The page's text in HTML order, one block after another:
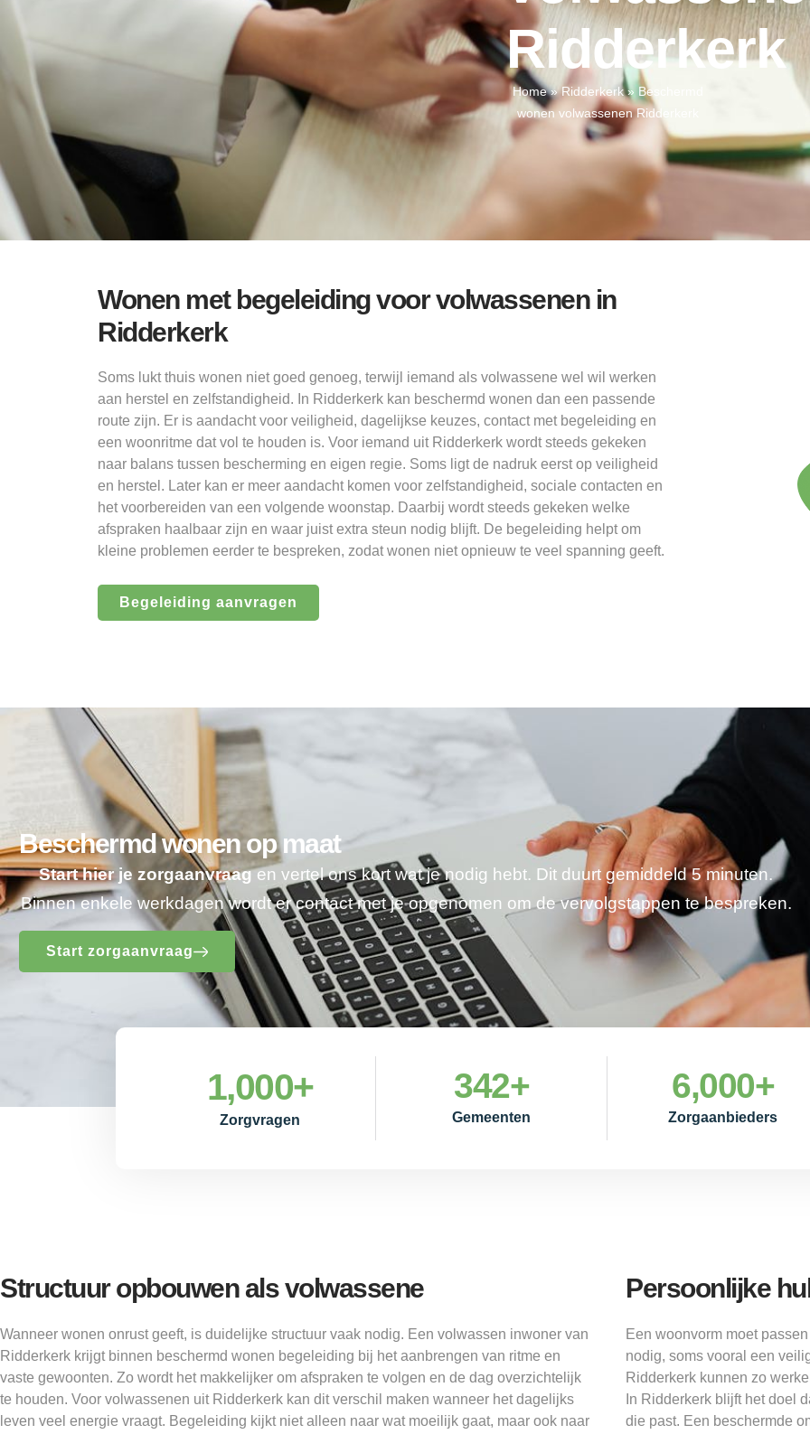
Ridderkerk
Home»Ridderkerk» Beschermd
wonen volwassenen Ridderkerk
Wonen met begeleiding voor volwassenen in
Ridderkerk
Soms lukt thuis wonen niet goed genoeg, terwijl iemand als volwassene wel wil werken
aan herstel en zelfstandigheid. In Ridderkerk kan beschermd wonen dan een passende
route zijn. Er is aandacht voor veiligheid, dagelijkse keuzes, contact met begeleiding en
een woonritme dat vol te houden is. Voor iemand uit Ridderkerk wordt steeds gekeken
naar balans tussen bescherming en eigen regie. Soms ligt de nadruk eerst op veiligheid
en herstel. Later kan er meer aandacht komen voor zelfstandigheid, sociale contacten en
het voorbereiden van een volgende woonstap. Daarbij wordt steeds gekeken welke
afspraken haalbaar zijn en waar juist extra steun nodig blijft. De begeleiding helpt om
kleine problemen eerder te bespreken, zodat wonen niet opnieuw te veel spanning geeft.
Begeleiding aanvragen
Beschermd wonen op maat
Start hier je zorgaanvraagen vertel ons kort wat je nodig hebt. Dit duurt gemiddeld 5 minuten.
Binnen enkele werkdagen wordt er contact met je opgenomen om de vervolgstappen te bespreken.
Start zorgaanvraag
Zorgvragen
1,000+
Gemeenten
342+
Zorgaanbieders
6,000+
Structuur opbouwen als volwassene
Wanneer wonen onrust geeft, is duidelijke structuur vaak nodig. Een volwassen inwoner van
Ridderkerk krijgt binnen beschermd wonen begeleiding bij het aanbrengen van ritme en
vaste gewoonten. Zo wordt het makkelijker om afspraken te volgen en de dag overzichtelijk
te houden. Voor volwassenen uit Ridderkerk kan dit verschil maken wanneer het dagelijks
leven veel energie vraagt. Begeleiding kijkt niet alleen naar wat moeilijk gaat, maar ook naar
Persoonlijke
Een woonvorm moet
nodig, soms vooral een
Ridderkerk kunnen zo
In Ridderkerk blijft het doel
die past. Een beschermde